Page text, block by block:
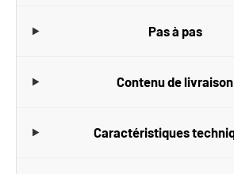
Pas à pas
Contenu de livraison
Caractéristiques